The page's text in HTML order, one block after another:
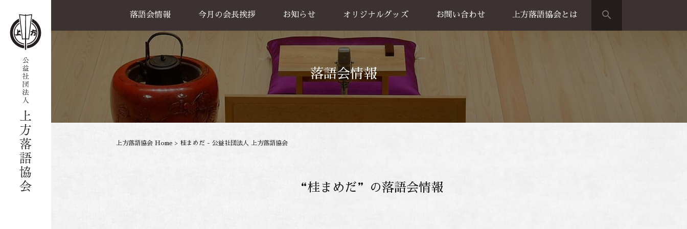
落語会情報
公演一覧
天満天神繁昌亭
喜楽館
島之内寄席
協力事業
今月の会長挨拶 お知らせ オリジナルグッズ
グッズ販売
お買い物方法
お問い合わせ 上方落語協会とは search
落語会情報
上方落語協会 Home > 桂まめだ - 公益社団法人 上方落語協会
“桂まめだ”の落語会情報